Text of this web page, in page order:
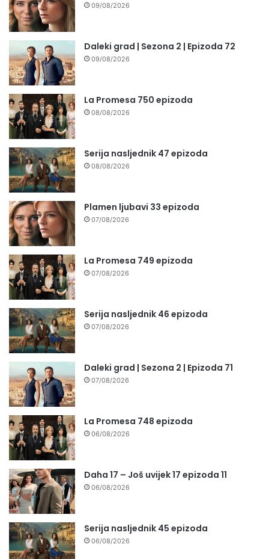
09/08/2026
Daleki grad | Sezona 2 | Epizoda 72
09/08/2026
La Promesa 750 epizoda
08/08/2026
Serija nasljednik 47 epizoda
08/08/2026
Plamen ljubavi 33 epizoda
07/08/2026
La Promesa 749 epizoda
07/08/2026
Serija nasljednik 46 epizoda
07/08/2026
Daleki grad | Sezona 2 | Epizoda 71
07/08/2026
La Promesa 748 epizoda
06/08/2026
Daha 17 – Još uvijek 17 epizoda 11
06/08/2026
Serija nasljednik 45 epizoda
06/08/2026